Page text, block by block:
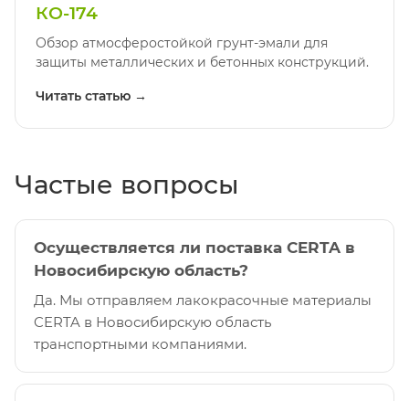
КО-174
Обзор атмосферостойкой грунт-эмали для
защиты металлических и бетонных конструкций.
Читать статью →
Частые вопросы
Осуществляется ли поставка CERTA в
Новосибирскую область?
Да. Мы отправляем лакокрасочные материалы
CERTA в Новосибирскую область
транспортными компаниями.